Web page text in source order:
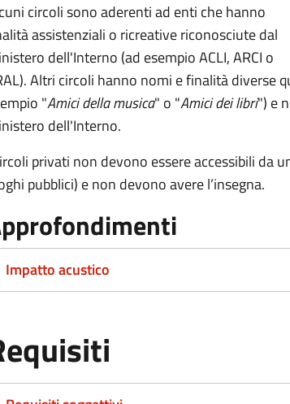
circoli sono aderenti ad enti che hanno
assistenziali o ricreative riconosciute dal
dell'Interno (ad esempio ACLI, ARCI o
Altri circoli hanno nomi e finalità diverse
"Amici della musica" o "Amici dei libri") e
dell'Interno.
privati non devono essere accessibili da
pubblici) e non devono avere l’insegna.
Impatto acustico